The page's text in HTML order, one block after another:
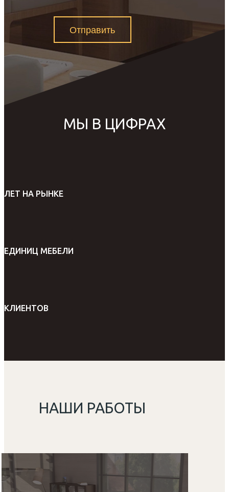
Отправить
МЫ В ЦИФРАХ
ЛЕТ НА РЫНКЕ
ЕДИНИЦ МЕБЕЛИ
КЛИЕНТОВ
НАШИ РАБОТЫ